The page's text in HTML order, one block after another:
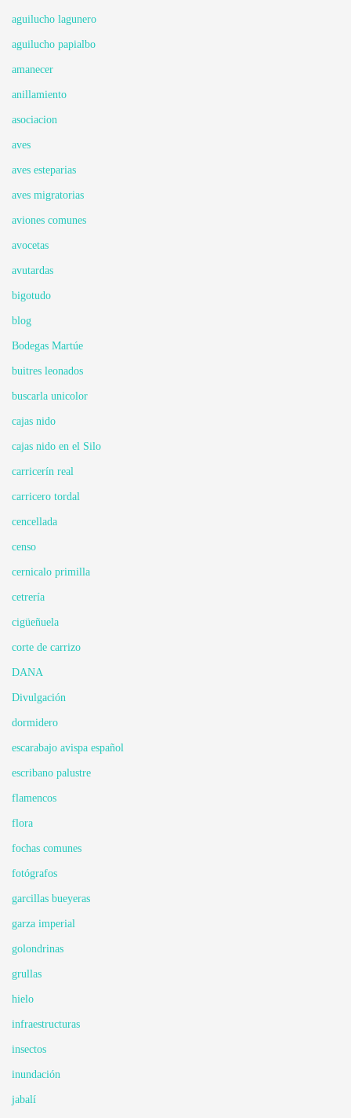
aguilucho lagunero
aguilucho papialbo
amanecer
anillamiento
asociacion
aves
aves esteparias
aves migratorias
aviones comunes
avocetas
avutardas
bigotudo
blog
Bodegas Martúe
buitres leonados
buscarla unicolor
cajas nido
cajas nido en el Silo
carricerín real
carricero tordal
cencellada
censo
cernicalo primilla
cetrería
cigüeñuela
corte de carrizo
DANA
Divulgación
dormidero
escarabajo avispa español
escribano palustre
flamencos
flora
fochas comunes
fotógrafos
garcillas bueyeras
garza imperial
golondrinas
grullas
hielo
infraestructuras
insectos
inundación
jabalí